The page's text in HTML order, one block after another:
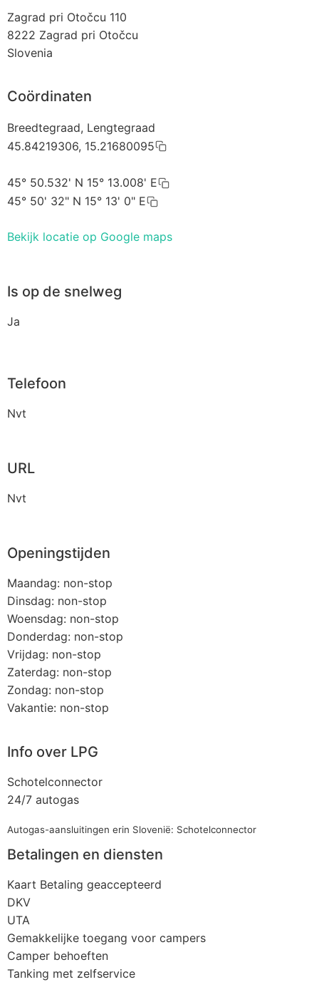
Zagrad pri Otočcu 110
8222 Zagrad pri Otočcu
Slovenia
Coördinaten
Breedtegraad, Lengtegraad
45.84219306, 15.21680095
45° 50.532' N 15° 13.008' E
45° 50' 32" N 15° 13' 0" E
Bekijk locatie op Google maps
Is op de snelweg
Ja
Telefoon
Nvt
URL
Nvt
Openingstijden
Maandag: non-stop
Dinsdag: non-stop
Woensdag: non-stop
Donderdag: non-stop
Vrijdag: non-stop
Zaterdag: non-stop
Zondag: non-stop
Vakantie: non-stop
Info over LPG
Schotelconnector
24/7 autogas
Autogas-aansluitingen erin Slovenië: Schotelconnector
Betalingen en diensten
Kaart Betaling geaccepteerd
DKV
UTA
Gemakkelijke toegang voor campers
Camper behoeften
Tanking met zelfservice